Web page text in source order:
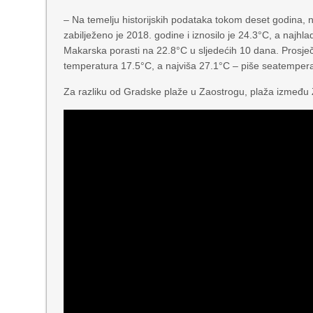
– Na temelju historijskih podataka tokom deset
zabilježeno je 2018. godine i iznosilo je 24.3°C, a
Makarska porasti na 22.8°C u sljedećih 10 dana.
temperatura 17.5°C, a najviša 27.1°C – piše
Za razliku od Gradske plaže u Zaostrogu, plaža